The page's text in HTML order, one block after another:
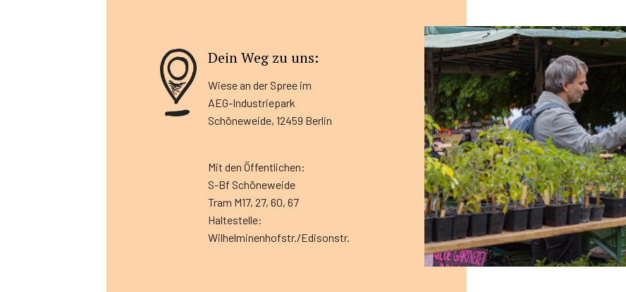
Dein Weg zu uns:
Wiese an der Spree im
AEG-Industriepark
Schöneweide, 12459 Berlin
Mit den Öffentlichen:
S-Bf Schöneweide
Tram M17, 27, 60, 67
Haltestelle:
Wilhelminenhofstr./Edisonstr.